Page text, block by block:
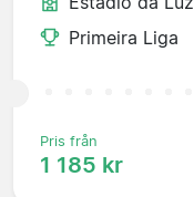
Primeira Liga
Pris från
1 185 kr